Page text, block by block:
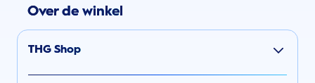
Over de winkel
THG Shop